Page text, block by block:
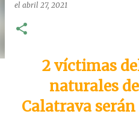
el abril 27, 2021
2 víctimas
naturales
Calatrava